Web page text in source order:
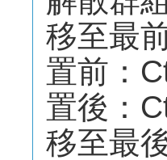
移至最
置前：
置後：
移至最